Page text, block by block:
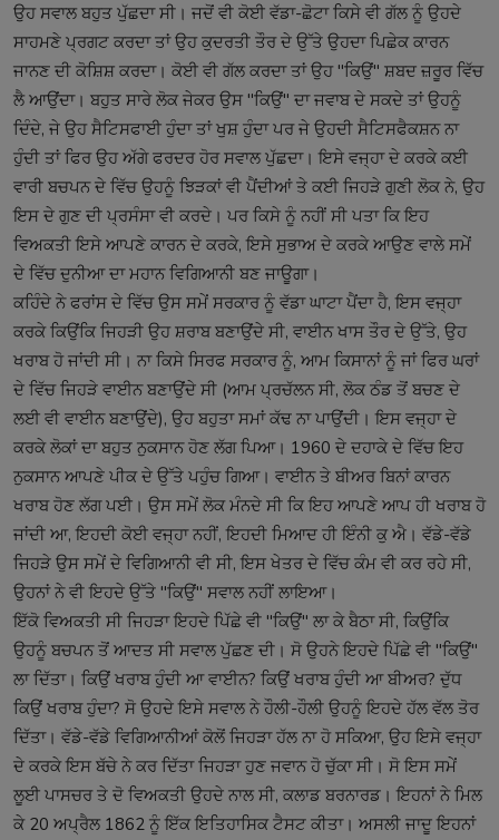
ਉਹ ਸਵਾਲ ਬਹੁਤ ਪੁੱਛਦਾ ਸੀ। ਜਦੋਂ ਵੀ ਕੋਈ ਵੱਡਾ-ਛੋਟਾ ਕਿਸੇ ਵੀ ਗੱਲ ਨੂੰ ਉਹਦੇ
ਸਾਹਮਣੇ ਪ੍ਰਗਟ ਕਰਦਾ ਤਾਂ ਉਹ ਕੁਦਰਤੀ ਤੌਰ ਦੇ ਉੱਤੇ ਉਹਦਾ ਪਿਛੇਕ ਕਾਰਨ
ਜਾਨਣ ਦੀ ਕੋਸ਼ਿਸ਼ ਕਰਦਾ। ਕੋਈ ਵੀ ਗੱਲ ਕਰਦਾ ਤਾਂ ਉਹ "ਕਿਉਂ" ਸ਼ਬਦ ਜ਼ਰੂਰ ਵਿੱਚ
ਲੈ ਆਉਂਦਾ। ਬਹੁਤ ਸਾਰੇ ਲੋਕ ਜੇਕਰ ਉਸ "ਕਿਉਂ" ਦਾ ਜਵਾਬ ਦੇ ਸਕਦੇ ਤਾਂ ਉਹਨੂੰ
ਦਿੰਦੇ, ਜੇ ਉਹ ਸੈਟਿਸਫਾਈ ਹੁੰਦਾ ਤਾਂ ਖੁਸ਼ ਹੁੰਦਾ ਪਰ ਜੇ ਉਹਦੀ ਸੈਟਿਸਫੈਕਸ਼ਨ ਨਾ
ਹੁੰਦੀ ਤਾਂ ਫਿਰ ਉਹ ਅੱਗੇ ਫਰਦਰ ਹੋਰ ਸਵਾਲ ਪੁੱਛਦਾ। ਇਸੇ ਵਜ੍ਹਾ ਦੇ ਕਰਕੇ ਕਈ
ਵਾਰੀ ਬਚਪਨ ਦੇ ਵਿੱਚ ਉਹਨੂੰ ਝਿੜਕਾਂ ਵੀ ਪੈਂਦੀਆਂ ਤੇ ਕਈ ਜਿਹੜੇ ਗੁਣੀ ਲੋਕ ਨੇ, ਉਹ
ਇਸ ਦੇ ਗੁਣ ਦੀ ਪ੍ਰਸੰਸਾ ਵੀ ਕਰਦੇ। ਪਰ ਕਿਸੇ ਨੂੰ ਨਹੀਂ ਸੀ ਪਤਾ ਕਿ ਇਹ
ਵਿਅਕਤੀ ਇਸੇ ਆਪਣੇ ਕਾਰਨ ਦੇ ਕਰਕੇ, ਇਸੇ ਸੁਭਾਅ ਦੇ ਕਰਕੇ ਆਉਣ ਵਾਲੇ ਸਮੇਂ
ਦੇ ਵਿੱਚ ਦੁਨੀਆ ਦਾ ਮਹਾਨ ਵਿਗਿਆਨੀ ਬਣ ਜਾਊਗਾ।
ਕਹਿੰਦੇ ਨੇ ਫਰਾਂਸ ਦੇ ਵਿੱਚ ਉਸ ਸਮੇਂ ਸਰਕਾਰ ਨੂੰ ਵੱਡਾ ਘਾਟਾ ਪੈਂਦਾ ਹੈ, ਇਸ ਵਜ੍ਹਾ
ਕਰਕੇ ਕਿਉਂਕਿ ਜਿਹੜੀ ਉਹ ਸ਼ਰਾਬ ਬਣਾਉਂਦੇ ਸੀ, ਵਾਈਨ ਖਾਸ ਤੌਰ ਦੇ ਉੱਤੇ, ਉਹ
ਖਰਾਬ ਹੋ ਜਾਂਦੀ ਸੀ। ਨਾ ਕਿਸੇ ਸਿਰਫ ਸਰਕਾਰ ਨੂੰ, ਆਮ ਕਿਸਾਨਾਂ ਨੂੰ ਜਾਂ ਫਿਰ ਘਰਾਂ
ਦੇ ਵਿੱਚ ਜਿਹੜੇ ਵਾਈਨ ਬਣਾਉਂਦੇ ਸੀ (ਆਮ ਪ੍ਰਚੱਲਨ ਸੀ, ਲੋਕ ਠੰਡ ਤੋਂ ਬਚਣ ਦੇ
ਲਈ ਵੀ ਵਾਈਨ ਬਣਾਉਂਦੇ), ਉਹ ਬਹੁਤਾ ਸਮਾਂ ਕੱਢ ਨਾ ਪਾਉਂਦੀ। ਇਸ ਵਜ੍ਹਾ ਦੇ
ਕਰਕੇ ਲੋਕਾਂ ਦਾ ਬਹੁਤ ਨੁਕਸਾਨ ਹੋਣ ਲੱਗ ਪਿਆ। 1960 ਦੇ ਦਹਾਕੇ ਦੇ ਵਿੱਚ ਇਹ
ਨੁਕਸਾਨ ਆਪਣੇ ਪੀਕ ਦੇ ਉੱਤੇ ਪਹੁੰਚ ਗਿਆ। ਵਾਈਨ ਤੇ ਬੀਅਰ ਬਿਨਾਂ ਕਾਰਨ
ਖਰਾਬ ਹੋਣ ਲੱਗ ਪਈ। ਉਸ ਸਮੇਂ ਲੋਕ ਮੰਨਦੇ ਸੀ ਕਿ ਇਹ ਆਪਣੇ ਆਪ ਹੀ ਖਰਾਬ ਹੋ
ਜਾਂਦੀ ਆ, ਇਹਦੀ ਕੋਈ ਵਜ੍ਹਾ ਨਹੀਂ, ਇਹਦੀ ਮਿਆਦ ਹੀ ਇੰਨੀ ਕੁ ਐ। ਵੱਡੇ-ਵੱਡੇ
ਜਿਹੜੇ ਉਸ ਸਮੇਂ ਦੇ ਵਿਗਿਆਨੀ ਵੀ ਸੀ, ਇਸ ਖੇਤਰ ਦੇ ਵਿੱਚ ਕੰਮ ਵੀ ਕਰ ਰਹੇ ਸੀ,
ਉਹਨਾਂ ਨੇ ਵੀ ਇਹਦੇ ਉੱਤੇ "ਕਿਉਂ" ਸਵਾਲ ਨਹੀਂ ਲਾਇਆ।
ਇੱਕੋ ਵਿਅਕਤੀ ਸੀ ਜਿਹੜਾ ਇਹਦੇ ਪਿੱਛੇ ਵੀ "ਕਿਉਂ" ਲਾ ਕੇ ਬੈਠਾ ਸੀ, ਕਿਉਂਕਿ
ਉਹਨੂੰ ਬਚਪਨ ਤੋਂ ਆਦਤ ਸੀ ਸਵਾਲ ਪੁੱਛਣ ਦੀ। ਸੋ ਉਹਨੇ ਇਹਦੇ ਪਿੱਛੇ ਵੀ "ਕਿਉਂ"
ਲਾ ਦਿੱਤਾ। ਕਿਉਂ ਖਰਾਬ ਹੁੰਦੀ ਆ ਵਾਈਨ? ਕਿਉਂ ਖਰਾਬ ਹੁੰਦੀ ਆ ਬੀਅਰ? ਦੁੱਧ
ਕਿਉਂ ਖਰਾਬ ਹੁੰਦਾ? ਸੋ ਉਹਦੇ ਇਸੇ ਸਵਾਲ ਨੇ ਹੌਲੀ-ਹੌਲੀ ਉਹਨੂੰ ਇਹਦੇ ਹੱਲ ਵੱਲ ਤੋਰ
ਦਿੱਤਾ। ਵੱਡੇ-ਵੱਡੇ ਵਿਗਿਆਨੀਆਂ ਕੋਲੋਂ ਜਿਹੜਾ ਹੱਲ ਨਾ ਹੋ ਸਕਿਆ, ਉਹ ਇਸੇ ਵਜ੍ਹਾ
ਦੇ ਕਰਕੇ ਇਸ ਬੱਚੇ ਨੇ ਕਰ ਦਿੱਤਾ ਜਿਹੜਾ ਹੁਣ ਜਵਾਨ ਹੋ ਚੁੱਕਾ ਸੀ। ਸੋ ਇਸ ਸਮੇਂ
ਲੂਈ ਪਾਸਚਰ ਤੇ ਦੋ ਵਿਅਕਤੀ ਉਹਦੇ ਨਾਲ ਸੀ, ਕਲਾਡ ਬਰਨਾਰਡ। ਇਹਨਾਂ ਨੇ ਮਿਲ
ਕੇ 20 ਅਪ੍ਰੈਲ 1862 ਨੂੰ ਇੱਕ ਇਤਿਹਾਸਿਕ ਟੈਸਟ ਕੀਤਾ। ਅਸਲੀ ਜਾਦੂ ਇਹਨਾਂ